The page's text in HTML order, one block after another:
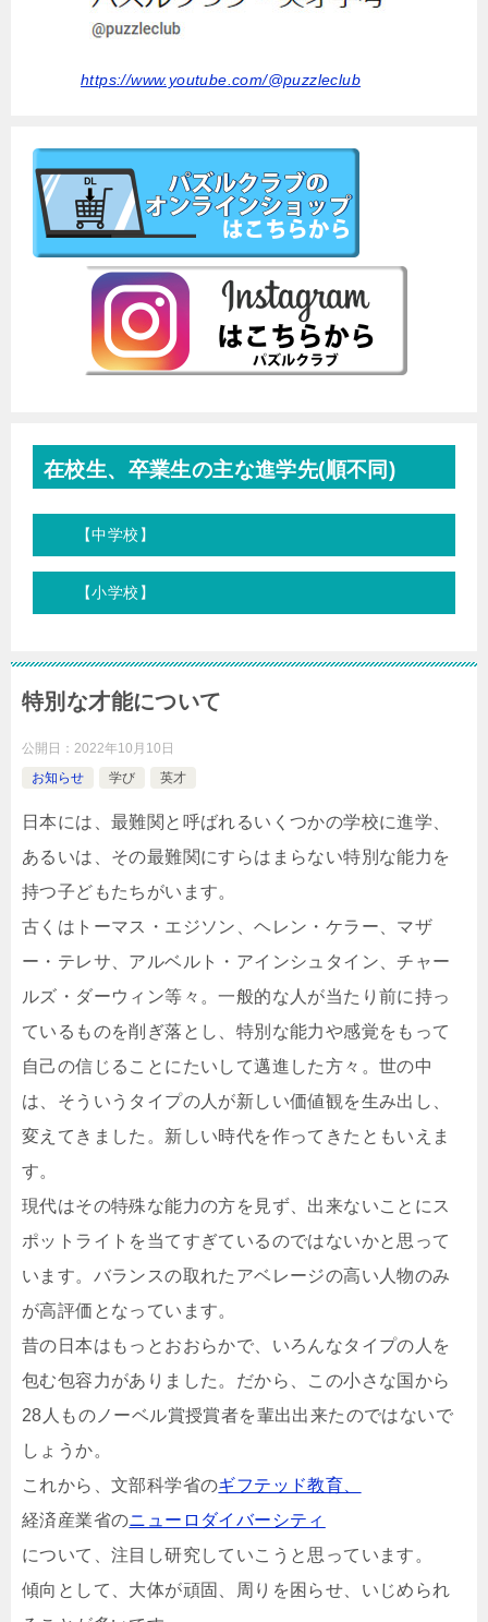
https://www.youtube.com/@puzzleclub
在校生、卒業生の主な進学先(順不同)
【中学校】
【小学校】
特別な才能について
公開日： 2022年10月10日
お知らせ
学び 英才
日本には、最難関と呼ばれるいくつかの学校に進学、
あるいは、その最難関にすらはまらない特別な能力を
持つ子どもたちがいます。
古くはトーマス・エジソン、ヘレン・ケラー、マザ
ー・テレサ、アルベルト・アインシュタイン、チャー
ルズ・ダーウィン等々。一般的な人が当たり前に持っ
ているものを削ぎ落とし、特別な能力や感覚をもって
自己の信じることにたいして邁進した方々。世の中
は、そういうタイプの人が新しい価値観を生み出し、
変えてきました。新しい時代を作ってきたともいえま
す。
現代はその特殊な能力の方を見ず、出来ないことにス
ポットライトを当てすぎているのではないかと思って
います。バランスの取れたアベレージの高い人物のみ
が高評価となっています。
昔の日本はもっとおおらかで、いろんなタイプの人を
包む包容力がありました。だから、この小さな国から
28人ものノーベル賞授賞者を輩出出来たのではないで
しょうか。
これから、文部科学省のギフテッド教育、
経済産業省のニューロダイバーシティ
について、注目し研究していこうと思っています。
傾向として、大体が頑固、周りを困らせ、いじめられ